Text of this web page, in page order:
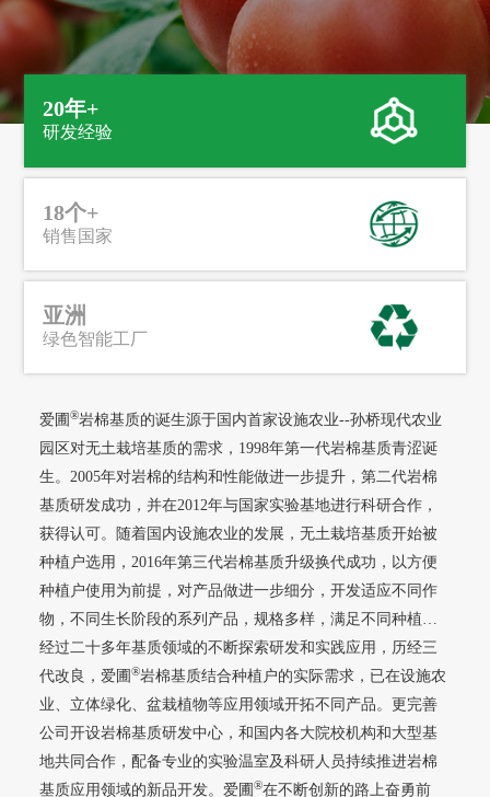
20年+
研发经验
18个+
销售国家
亚洲
绿色智能工厂
爱圃®岩棉基质的诞生源于国内首家设施农业--孙桥现代农业
园区对无土栽培基质的需求，1998年第一代岩棉基质青涩诞
生。2005年对岩棉的结构和性能做进一步提升，第二代岩棉
基质研发成功，并在2012年与国家实验基地进行科研合作，
获得认可。随着国内设施农业的发展，无土栽培基质开始被
种植户选用，2016年第三代岩棉基质升级换代成功，以方便
种植户使用为前提，对产品做进一步细分，开发适应不同作
物，不同生长阶段的系列产品，规格多样，满足不同种植户
的各种需求。种植户还可根据自身实际情况，定制产品。
经过二十多年基质领域的不断探索研发和实践应用，历经三
代改良，爱圃®岩棉基质结合种植户的实际需求，已在设施农
业、立体绿化、盆栽植物等应用领域开拓不同产品。更完善
公司开设岩棉基质研发中心，和国内各大院校机构和大型基
地共同合作，配备专业的实验温室及科研人员持续推进岩棉
基质应用领域的新品开发。爱圃®在不断创新的路上奋勇前